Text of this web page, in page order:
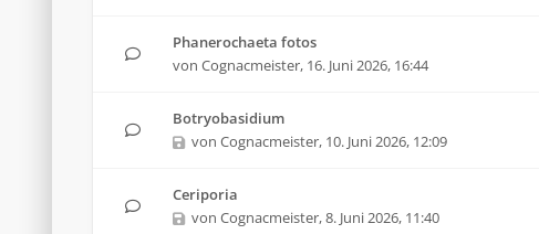
Phanerochaeta fotos
von Cognacmeister, 16. Juni 2026, 16:44
Botryobasidium
von Cognacmeister, 10. Juni 2026, 12:09
Ceriporia
von Cognacmeister,8. Juni 2026, 11:40